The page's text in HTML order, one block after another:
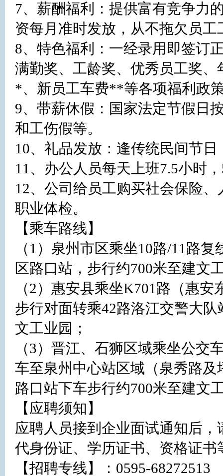
7、薪酬福利：提供富有竞争力
资每月准时发放，从不拖欠员
8、特色福利：一经录用即签订
满勤奖、工龄奖、优秀员工奖
*、新员工车费**等各项福利政
9、带薪休假：国家法定节假日
和工伤假等。
10、礼品发放：逢传统民间节
11、办公人员每天上班7.5小时
12、公司给员工购买社会保险
职业体检。
【乘车路线】
（1）泉州市区乘坐10路/11路
区路口站，步行约700米至建文
（2）惠安县乘坐K701路（惠
步行对面转乘42路洛江交警大
文工业园；
（3）晋江、石狮区域乘坐公交
车至泉州中心站区域（泉秀路
路口站下车步行约700米至建文
【应聘须知】
应聘人员接到企业面试通知后
代身份证、学历证书、资格证
【招聘专线】：0595-68272513